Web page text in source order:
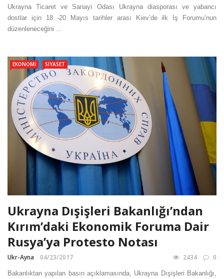
Ukrayna Ticaret ve Sanayi Odası Ukrayna diasporası ve yabancı
dostlar için 18 -20 Mayıs tarihler arası Kiev’de ilk İş Forumu’nun
düzenleneceğini ...
EKONOMI SIYASET
Ukrayna Dışişleri Bakanlığı’ndan
Kırım’daki Ekonomik Foruma Dair
Rusya’ya Protesto Notası
Ukr-Ayna 04/23/2017 2434 0
Bakanlıktan yapılan basın açıklamasında, Ukrayna Dışişleri Bakanlığı,